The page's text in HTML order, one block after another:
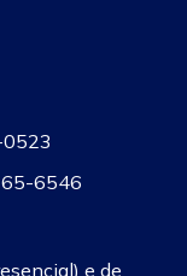
6546
e de